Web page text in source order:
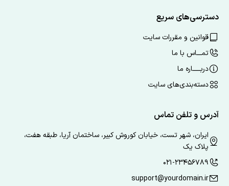
دسترسی‌های سریع
قوانین و مقررات سایت
تمـــاس با ما
دربـــــاره ما
دسته‌بندی‌های سایت
آدرس و تلفن تماس
ایران، شهر تست، خیابان کوروش کبیر، ساختمان آریا، طبقه هفت،
پلاک یک
۰۲۱-۲۳۴۵۶۷۸۹
support@yourdomain.ir